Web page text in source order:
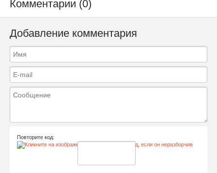
Комментарии (0)
Добавление комментария
Повторите код: